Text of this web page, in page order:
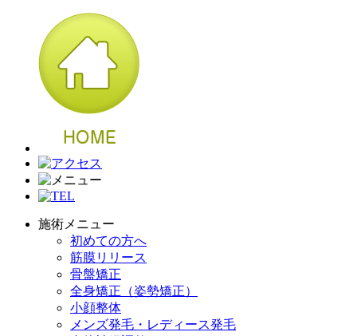
施術メニュー
初めての方へ
筋膜リリース
骨盤矯正
全身矯正（姿勢矯正）
小顔整体
メンズ発毛・レディース発毛